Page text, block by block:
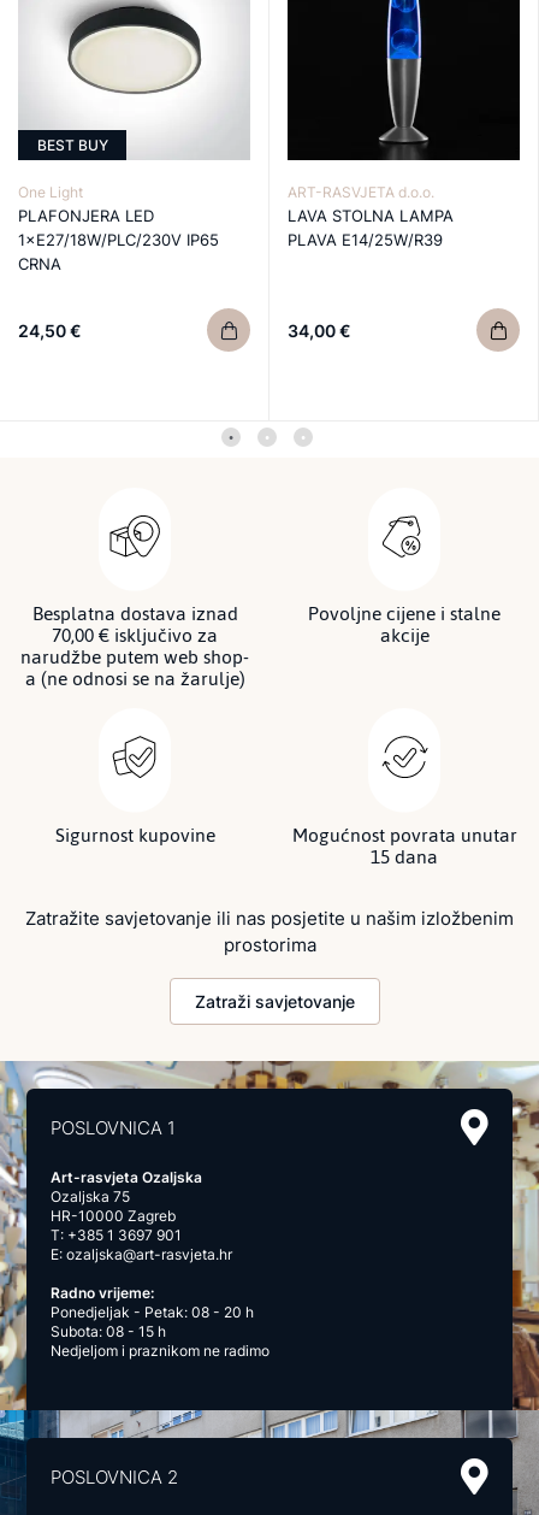
BEST BUY
One Light
PLAFONJERA LED
1×E27/18W/PLC/230V IP65
CRNA
24,50 €
ART-RASVJETA d.o.o.
LAVA STOLNA LAMPA
PLAVA E14/25W/R39
34,00 €
Besplatna dostava iznad
70,00 € isključivo za
narudžbe putem web shop-
a (ne odnosi se na žarulje)
Povoljne cijene i stalne
akcije
Sigurnost kupovine Mogućnost povrata unutar
15 dana
Zatražite savjetovanje ili nas posjetite u našim izložbenim
prostorima
Zatraži savjetovanje
POSLOVNICA 1
Art-rasvjeta Ozaljska
Ozaljska 75
HR-10000 Zagreb
T: +385 1 3697 901
E:ozaljska@art-rasvjeta.hr
Radno vrijeme:
Ponedjeljak - Petak: 08 - 20 h
Subota: 08 - 15 h
Nedjeljom i praznikom ne radimo
POSLOVNICA 2